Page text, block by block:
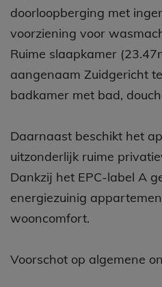
doorloopberging met
voorziening voor
Ruime slaapkamer
aangenaam Zuidgericht
badkamer met bad,
Daarnaast beschikt het
uitzonderlijk ruime
Dankzij het EPC-label A
energiezuinig
wooncomfort.
Voorschot op algemene